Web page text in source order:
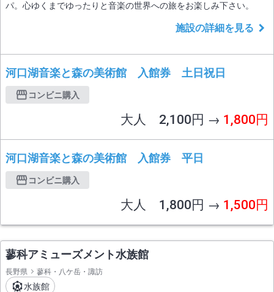
パ。心ゆくまでゆったりと音楽の世界への旅をお楽しみ下さい。
施設の詳細を見る
河口湖音楽と森の美術館 入館券 土日祝日
コンビニ購入
大人 2,100円 → 1,800円
河口湖音楽と森の美術館 入館券 平日
コンビニ購入
大人 1,800円 → 1,500円
蓼科アミューズメント水族館
長野県 蓼科・八ケ岳・諏訪
水族館